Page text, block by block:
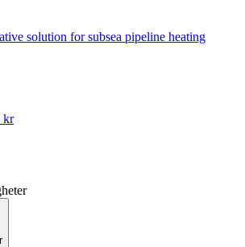
solution for subsea pipeline heating
kr